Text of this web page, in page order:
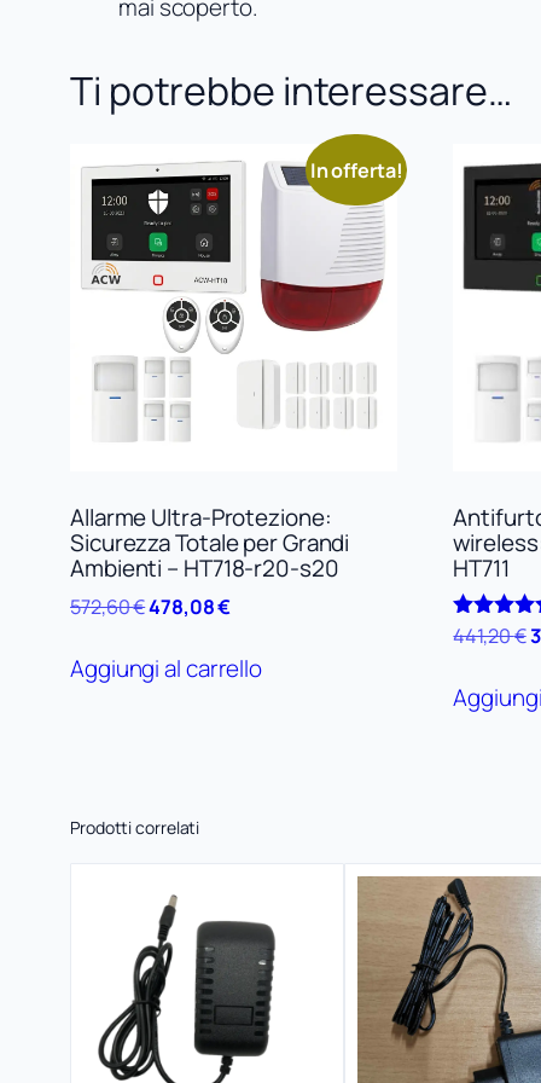
mai scoperto.
Ti potrebbe interessare…
In offerta!
Allarme Ultra-Protezione:
Sicurezza Totale per Grandi
Ambienti – HT718-r20-s20
572,60€Il
originale
era:
478,08€Il
attuale
è:
Aggiungi al carrello
HT711
Valutato
5.00
441,20€Il
Prodotti correlati